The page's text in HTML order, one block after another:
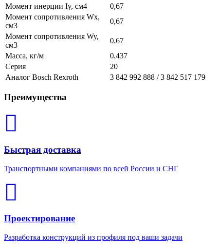
Момент инерции Iy, см4
0,67
Момент сопротивления Wx,
см3
0,67
Момент сопротивления Wy,
см3
0,67
Масса, кг/м
0,437
Серия
20
Аналог Bosch Rexroth
3 842 992 888 / 3 842 517 179
Преимущества
Быстрая доставка
Транспортными компаниями по всей России и СНГ
Проектирование
Разработка конструкций из профиля под ваши задачи